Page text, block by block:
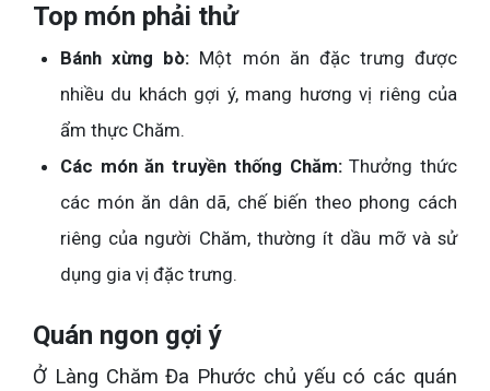
Top món phải thử
Bánh xừng bò: Một món ăn đặc trưng được
nhiều du khách gợi ý, mang hương vị riêng của
ẩm thực Chăm.
Các món ăn truyền thống Chăm:Thưởng thức
các món ăn dân dã, chế biến theo phong cách
riêng của người Chăm, thường ít dầu mỡ và sử
dụng gia vị đặc trưng.
Quán ngon gợi ý
Ở Làng Chăm Đa Phước chủ yếu có các quán